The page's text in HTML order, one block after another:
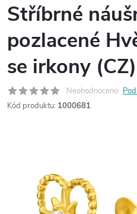
Stříbrné
pozlacené
se irkony (CZ)
Neohodnoceno
Kód produktu: 1000681